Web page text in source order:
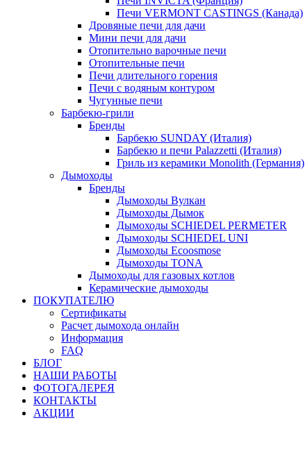
Печи VERMONT CASTINGS (Канада)
Дровяные печи для дачи
Мини печи для дачи
Отопительно варочные печи
Отопительные печи
Печи длительного горения
Печи с водяным контуром
Чугунные печи
Барбекю-грили
Бренды
Барбекю SUNDAY (Италия)
Барбекю и печи Palazzetti (Италия)
Гриль из керамики Monolith (Германия)
Дымоходы
Бренды
Дымоходы Вулкан
Дымоходы Дымок
Дымоходы SCHIEDEL PERMETER
Дымоходы SCHIEDEL UNI
Дымоходы Ecoosmose
Дымоходы TONA
Дымоходы для газовых котлов
Керамические дымоходы
ПОКУПАТЕЛЮ
Сертификаты
Расчет дымохода онлайн
Информация
FAQ
БЛОГ
НАШИ РАБОТЫ
ФОТОГАЛЕРЕЯ
КОНТАКТЫ
АКЦИИ